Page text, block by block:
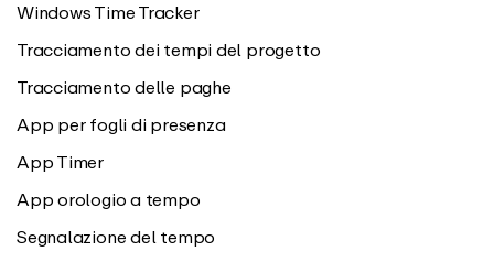
Windows Time Tracker
Tracciamento dei tempi del progetto
Tracciamento delle paghe
App per fogli di presenza
App Timer
App orologio a tempo
Segnalazione del tempo